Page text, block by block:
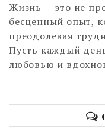
Жизнь — это не
бесценный опыт,
преодолевая
Пусть каждый
любовью и